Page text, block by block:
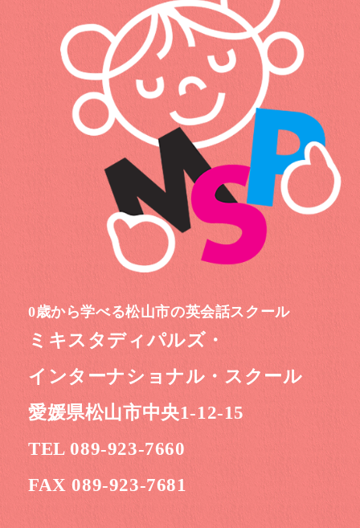
0歳から学べる松山市の英会話スクール
ミキスタディパルズ・
インターナショナル・スクール
愛媛県松山市中央1-12-15
TEL 089-923-7660
FAX 089-923-7681